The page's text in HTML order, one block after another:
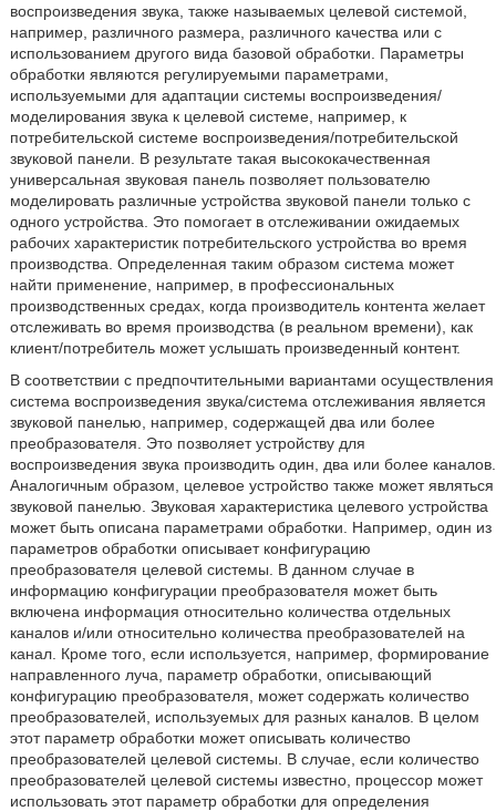
воспроизведения звука, также называемых целевой системой,
например, различного размера, различного качества или с
использованием другого вида базовой обработки. Параметры
обработки являются регулируемыми параметрами,
используемыми для адаптации системы воспроизведения/
моделирования звука к целевой системе, например, к
потребительской системе воспроизведения/потребительской
звуковой панели. В результате такая высококачественная
универсальная звуковая панель позволяет пользователю
моделировать различные устройства звуковой панели только с
одного устройства. Это помогает в отслеживании ожидаемых
рабочих характеристик потребительского устройства во время
производства. Определенная таким образом система может
найти применение, например, в профессиональных
производственных средах, когда производитель контента желает
отслеживать во время производства (в реальном времени), как
клиент/потребитель может услышать произведенный контент.
В соответствии с предпочтительными вариантами осуществления
система воспроизведения звука/система отслеживания является
звуковой панелью, например, содержащей два или более
преобразователя. Это позволяет устройству для
воспроизведения звука производить один, два или более каналов.
Аналогичным образом, целевое устройство также может являться
звуковой панелью. Звуковая характеристика целевого устройства
может быть описана параметрами обработки. Например, один из
параметров обработки описывает конфигурацию
преобразователя целевой системы. В данном случае в
информацию конфигурации преобразователя может быть
включена информация относительно количества отдельных
каналов и/или относительно количества преобразователей на
канал. Кроме того, если используется, например, формирование
направленного луча, параметр обработки, описывающий
конфигурацию преобразователя, может содержать количество
преобразователей, используемых для разных каналов. В целом
этот параметр обработки может описывать количество
преобразователей целевой системы. В случае, если количество
преобразователей целевой системы известно, процессор может
использовать этот параметр обработки для определения